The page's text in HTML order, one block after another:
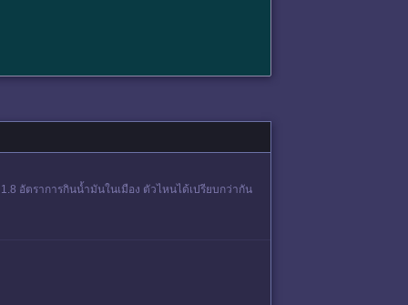
อัตราการกินน้ำมันในเมือง ตัวไหนได้เปรียบกว่ากัน